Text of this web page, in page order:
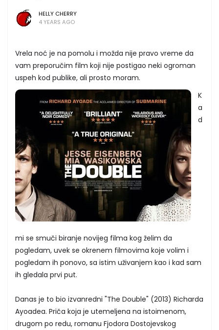
HELLY CHERRY
4 YEARS AGO
Vrela noć je na pomolu i možda nije pravo vreme da
vam preporučim film koji nije postigao neki ogroman
uspeh kod publike, ali prosto moram.
K
a
d
mi se smuči biranje novijeg filma kog želim da
pogledam, uvek se okrenem filmovima koje volim i
pogledam ih ponovo, sa istim uživanjem kao i kad sam
ih gledala prvi put.
Danas je to bio izvanredni "The Double" (2013) Richarda
Ayoadea. Priča koja je utemeljena na istoimenom,
drugom po redu, romanu Fjodora Dostojevskog